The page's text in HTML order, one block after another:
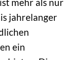
jahrelanger
ein